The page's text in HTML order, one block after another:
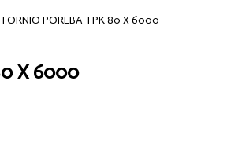
TORNIO POREBA TPK 80 X 6000
X 6000